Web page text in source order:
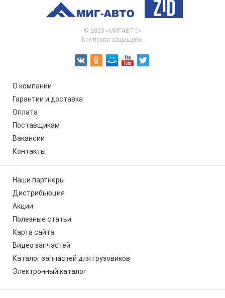
© 2023 «МИГ-АВТО»
Все права защищены.
О компании
Гарантии и доставка
Оплата
Поставщикам
Вакансии
Контакты
Наши партнеры
Дистрибьюция
Акции
Полезные статьи
Карта сайта
Видео запчастей
Каталог запчастей для грузовиков
Электронный каталог